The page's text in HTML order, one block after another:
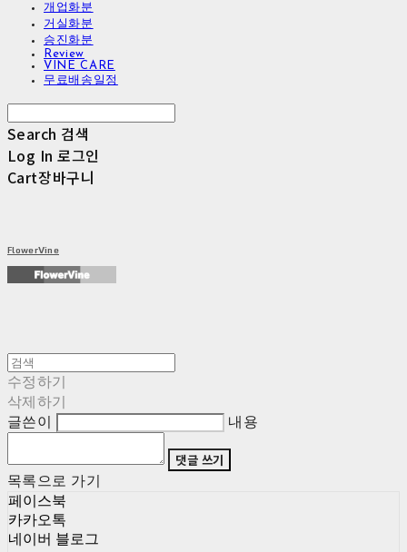
개업화분
거실화분
승진화분
Review
VINE CARE
무료배송일정
Search 검색
Log In 로그인
Cart장바구니
FlowerVine
수정하기
삭제하기
글쓴이
내용
댓글 쓰기
목록으로 가기
페이스북
카카오톡
네이버 블로그